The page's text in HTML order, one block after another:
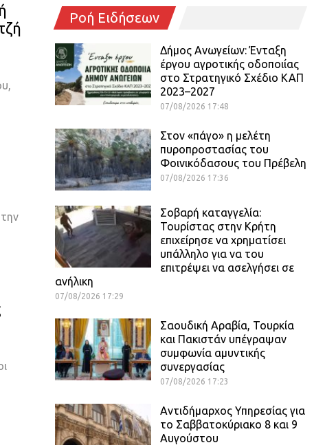
Ροή Ειδήσεων
Δήμος Ανωγείων: Ένταξη
έργου αγροτικής οδοποιίας
στο Στρατηγικό Σχέδιο ΚΑΠ
2023–2027
07/08/2026 17:48
Στον «πάγο» η μελέτη
πυροπροστασίας του
Φοινικόδασους του Πρέβελη
07/08/2026 17:36
Σοβαρή καταγγελία:
Τουρίστας στην Κρήτη
επιχείρησε να χρηματίσει
υπάλληλο για να του
επιτρέψει να ασελγήσει σε
ανήλικη
07/08/2026 17:29
Σαουδική Αραβία, Τουρκία
και Πακιστάν υπέγραψαν
συμφωνία αμυντικής
συνεργασίας
07/08/2026 17:23
Αντιδήμαρχος Υπηρεσίας για
το Σαββατοκύριακο 8 και 9
Αυγούστου